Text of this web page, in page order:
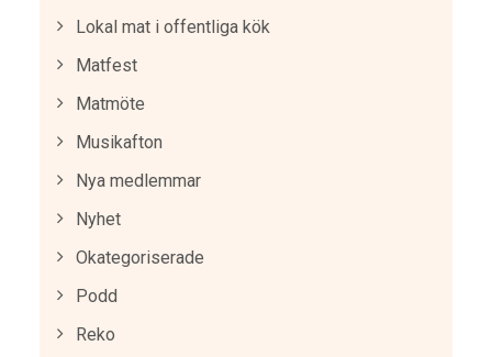
Lokal mat i offentliga kök
Matfest
Matmöte
Musikafton
Nya medlemmar
Nyhet
Okategoriserade
Podd
Reko